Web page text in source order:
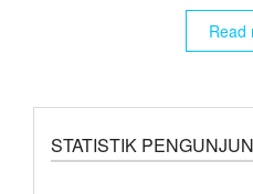
Read
STATISTIK